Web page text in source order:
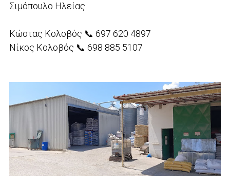
Σιμόπουλο Ηλείας
Κώστας Κολοβός 📞 697 620 4897
Νίκος Κολοβός 📞 698 885 5107